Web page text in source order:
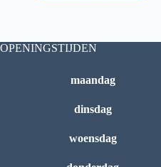
OPENINGSTIJDEN
maandag
dinsdag
woensdag